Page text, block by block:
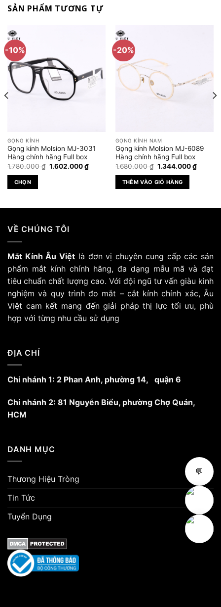
SẢN PHẨM TƯƠNG TỰ
-10%
GỌNG KÍNH
Gọng kính Molsion MJ-3031
Hàng chính hãng Full box
1.780.000₫ Giá
1.602.000₫Giá
hiện
1.602.000 ₫.
CHỌN
có
thể.
Các
tùy
chọn
có
thể
được
trang
sản
-20%
GỌNG KÍNH NAM
Gọng kính Molsion MJ-6089
Hàng chính hãng Full box
1.680.000₫ Giá
là:
1.680.000 ₫.
1.344.000₫Giá
hiện
THÊM VÀO GIỎ HÀNG
VỀ CHÚNG TÔI
Mắt Kính Âu Việt là đơn vị chuyên cung cấp các sản
phẩm mắt kính chính hãng, đa dạng mẫu mã và đạt
tiêu chuẩn chất lượng cao. Với đội ngũ tư vấn giàu kinh
nghiệm và quy trình đo mắt – cắt kính chính xác, Âu
Việt cam kết mang đến giải pháp thị lực tối ưu, phù
hợp với từng nhu cầu sử dụng
ĐỊA CHỈ
Chi nhánh 1: 2 Phan Anh, phường 14, quận 6
Chi nhánh 2: 81 Nguyễn Biểu, phường Chợ Quán,
HCM
DANH MỤC
Thương Hiệu Tròng
Tin Tức
Tuyển Dụng
💬